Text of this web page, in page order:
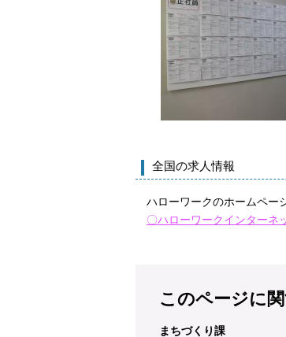
全国の求人情報
ハローワークのホームペー
〇ハローワークインターネ
このページに
まちづくり課